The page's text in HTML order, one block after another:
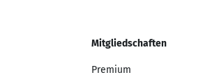
Mitgliedschaften
Premium